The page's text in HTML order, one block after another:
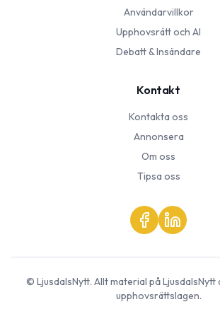
Användarvillkor
Upphovsrätt och AI
Debatt & Insändare
Kontakt
Kontakta oss
Annonsera
Om oss
Tipsa oss
© LjusdalsNytt. Allt material påLjusdalsNytt
upphovsrättslagen.